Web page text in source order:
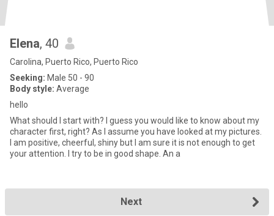
Elena, 40
Carolina, Puerto Rico, Puerto Rico
Seeking: Male 50 - 90
Body style: Average
hello
What should I start with? I guess you would like to know about my
character first, right? As I assume you have looked at my pictures.
I am positive, cheerful, shiny but I am sure it is not enough to get
your attention. I try to be in good shape. An a
Next